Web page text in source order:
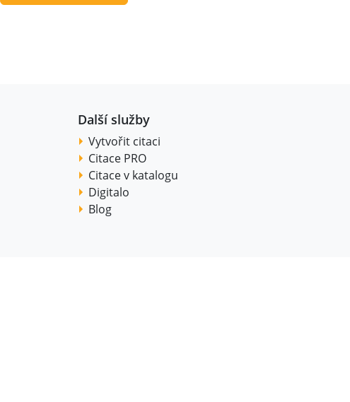
Další služby
Vytvořit citaci
Citace PRO
Citace v katalogu
Digitalo
Blog